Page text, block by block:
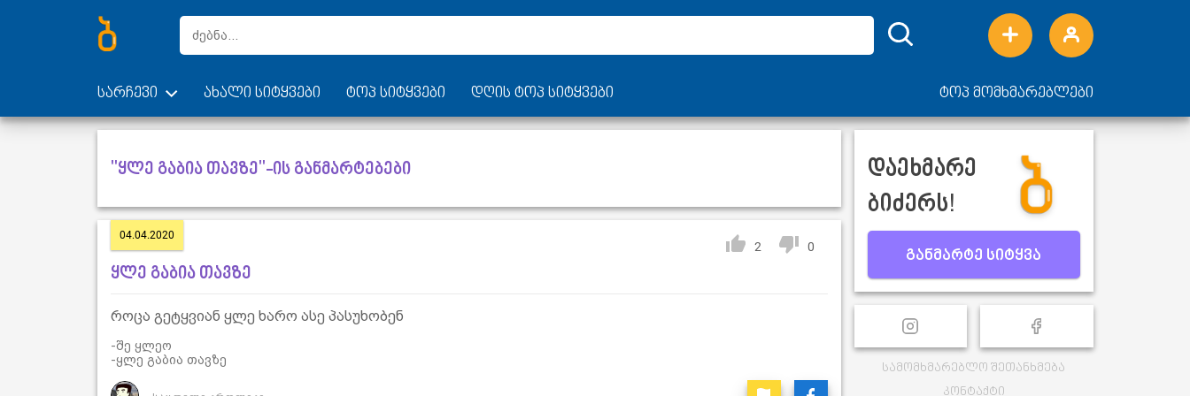
სარჩევი ახალი სიტყვები ტოპ სიტყვები დღის ტოპ სიტყვები ტოპ მომხმარებლები
"ყლე გაბია თავზე"-ის განმარტებები
04.04.2020
2 0
ყლე გაბია თავზე
როცა გეტყვიან ყლე ხარო ასე პასუხობენ
-შე ყლეო
-ყლე გაბია თავზე
დაეხმარე
ბიძერს!
განმარტე სიტყვა
სამომხმარებლო შეთანხმება
კონტაქტი